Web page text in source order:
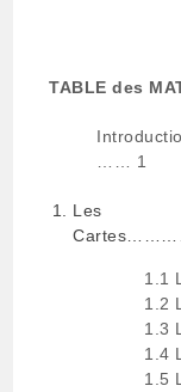
TABLE des
…… 1
Les
1.1
1.2
1.3
1.4
1.5